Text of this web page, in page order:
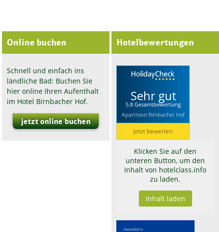
Online buchen
Schnell und einfach ins
ländliche Bad: Buchen Sie
hier online Ihren Aufenthalt
im Hotel Birnbacher Hof.
jetzt online buchen
Hotelbewertungen
Sehr gut
5.8 Gesamtbewertung
Aparthotel Birnbacher Hof
Jetzt bewerten
Klicken Sie auf den
unteren Button, um den
Inhalt von hotelclass.info
zu laden.
Inhalt laden